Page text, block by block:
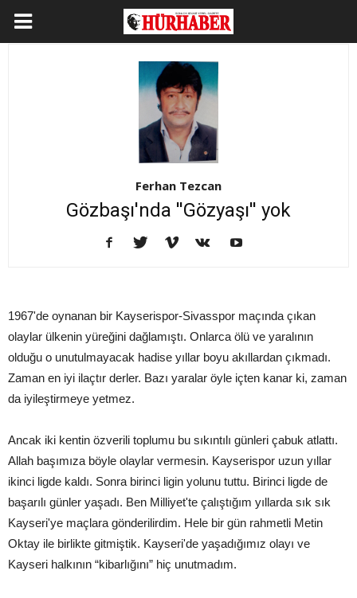
Ferhan Tezcan
Gözbaşı'nda ''Gözyaşı'' yok
1967'de oynanan bir Kayserispor-Sivasspor maçında çıkan
olaylar ülkenin yüreğini dağlamıştı. Onlarca ölü ve yaralının
olduğu o unutulmayacak hadise yıllar boyu akıllardan çıkmadı.
Zaman en iyi ilaçtır derler. Bazı yaralar öyle içten kanar ki, zaman
da iyileştirmeye yetmez.
Ancak iki kentin özverili toplumu bu sıkıntılı günleri çabuk atlattı.
Allah başımıza böyle olaylar vermesin. Kayserispor uzun yıllar
ikinci ligde kaldı. Sonra birinci ligin yolunu tuttu. Birinci ligde de
başarılı günler yaşadı. Ben Milliyet'te çalıştığım yıllarda sık sık
Kayseri'ye maçlara gönderilirdim. Hele bir gün rahmetli Metin
Oktay ile birlikte gitmiştik. Kayseri'de yaşadığımız olayı ve
Kayseri halkının “kibarlığını” hiç unutmadım.